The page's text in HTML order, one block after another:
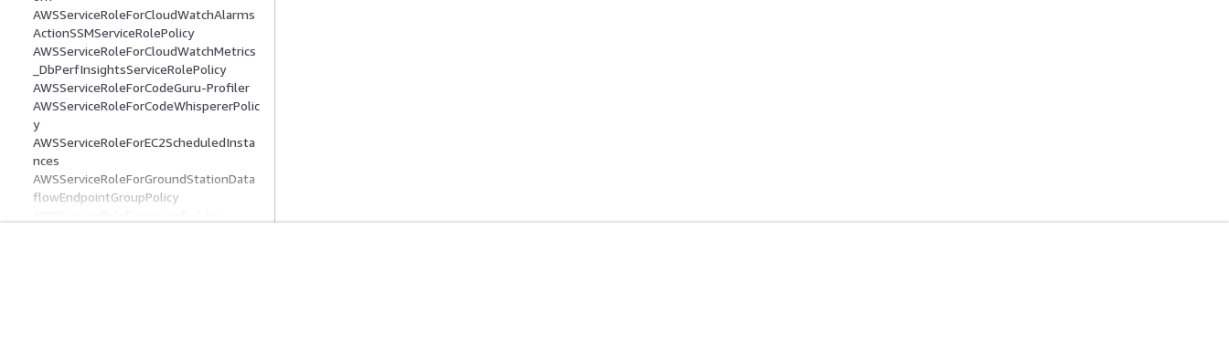
AWSServiceRoleForCloudWatchAlarms
ActionSSMServiceRolePolicy
AWSServiceRoleForCloudWatchMetrics
_DbPerfInsightsServiceRolePolicy
AWSServiceRoleForCodeGuru-Profiler
AWSServiceRoleForCodeWhispererPolic
y
AWSServiceRoleForEC2ScheduledInsta
nces
AWSServiceRoleForGroundStationData
flowEndpointGroupPolicy